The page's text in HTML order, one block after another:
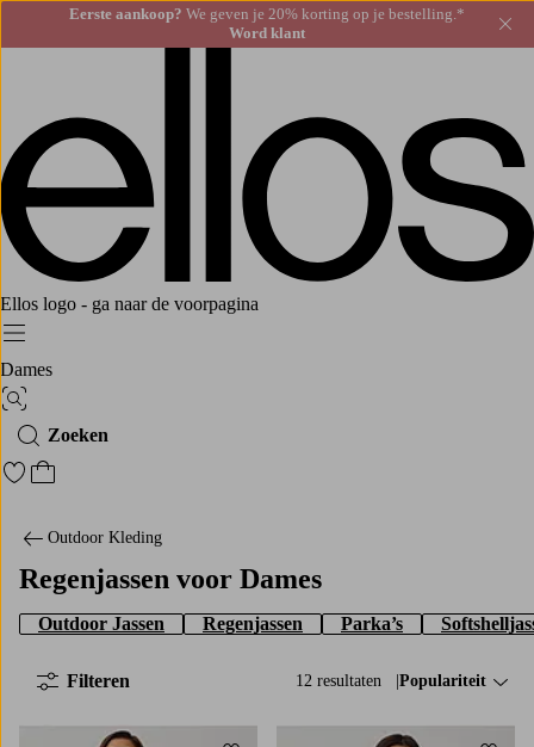
Eerste aankoop? We geven je 20% korting op je bestelling.*
Word klant
Ellos logo - ga naar de voorpagina
Menu
Dames
Afbeelding zoeken
Zoeken
Ga naar favoriete gemarkeerde producten
Ga naar het winkelmandje
Outdoor Kleding
Regenjassen voor Dames
Outdoor Jassen Regenjassen Parka’s
12 resultaten Sorteer op:
Populariteit
Filteren